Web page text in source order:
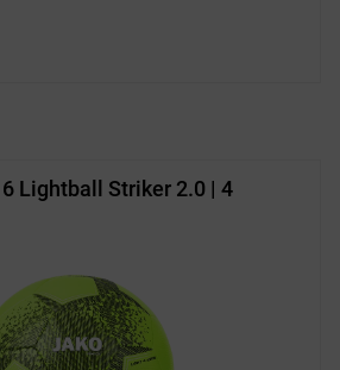
Lightball Striker 2.0 | 4